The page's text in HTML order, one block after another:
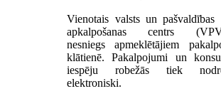
Vienotais valsts un pašvaldības
apkalpošanas centrs
nesniegs apmeklētājiem
klātienē. Pakalpojumi un
iespēju robežās tiek
elektroniski.